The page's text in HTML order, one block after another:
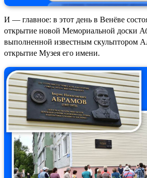
И — главное: в этот день в Венёве
открытие новой Мемориальной доски
выполненной известным скульптором
открытие Музея его имени.